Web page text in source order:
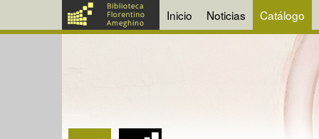
Inicio Noticias Catálogo